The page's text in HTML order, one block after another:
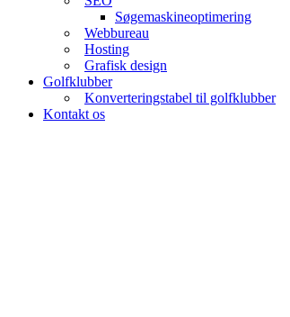
Søgemaskineoptimering
Webbureau
Hosting
Grafisk design
Golfklubber
Konverteringstabel til golfklubber
Kontakt os